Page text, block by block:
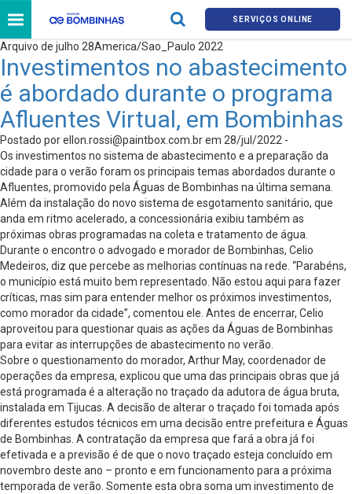
SERVIÇOS ONLINE
Arquivo de julho 28America/Sao_Paulo 2022
Investimentos no abastecimento
é abordado durante o programa
Afluentes Virtual, em Bombinhas
Postado porellon.rossi@paintbox.com.brem 28/jul/2022 -
Os investimentos no sistema de abastecimento e a preparação da
cidade para o verão foram os principais temas abordados durante o
Afluentes, promovido pela Águas de Bombinhas na última semana.
Além da instalação do novo sistema de esgotamento sanitário, que
anda em ritmo acelerado, a concessionária exibiu também as
próximas obras programadas na coleta e tratamento de água.
Durante o encontro o advogado e morador de Bombinhas, Celio
Medeiros, diz que percebe as melhorias contínuas na rede. “Parabéns,
o município está muito bem representado. Não estou aqui para fazer
críticas, mas sim para entender melhor os próximos investimentos,
como morador da cidade”, comentou ele. Antes de encerrar, Celio
aproveitou para questionar quais as ações da Águas de Bombinhas
para evitar as interrupções de abastecimento no verão.
Sobre o questionamento do morador, Arthur May, coordenador de
operações da empresa, explicou que uma das principais obras que já
está programada é a alteração no traçado da adutora de água bruta,
instalada em Tijucas. A decisão de alterar o traçado foi tomada após
diferentes estudos técnicos em uma decisão entre prefeitura e Águas
de Bombinhas. A contratação da empresa que fará a obra já foi
efetivada e a previsão é de que o novo traçado esteja concluído em
novembro deste ano – pronto e em funcionamento para a próxima
temporada de verão. Somente esta obra soma um investimento de